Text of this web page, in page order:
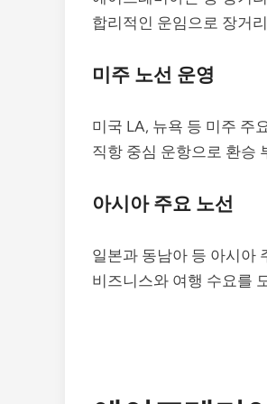
합리적인 운임으로 장거
미주 노선 운영
미국 LA, 뉴욕 등 미주 주
직항 중심 운항으로 환승
아시아 주요 노선
일본과 동남아 등 아시아
비즈니스와 여행 수요를